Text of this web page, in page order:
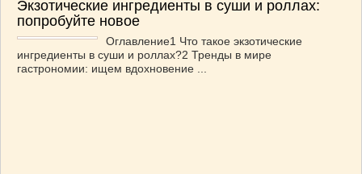
Экзотические ингредиенты в суши и роллах:
попробуйте новое
Оглавление1 Что такое экзотические
ингредиенты в суши и роллах?2 Тренды в мире
гастрономии: ищем вдохновение ...